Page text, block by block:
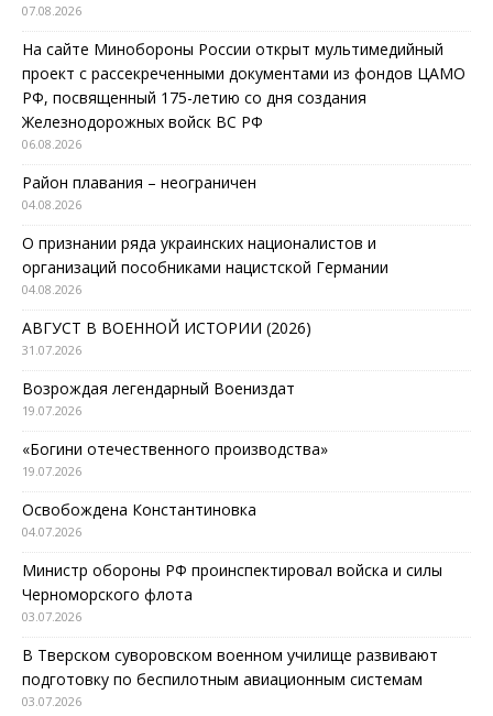
07.08.2026
На сайте Минобороны России открыт мультимедийный
проект с рассекреченными документами из фондов ЦАМО
РФ, посвященный 175-летию со дня создания
Железнодорожных войск ВС РФ
06.08.2026
Район плавания – неограничен
04.08.2026
О признании ряда украинских националистов и
организаций пособниками нацистской Германии
04.08.2026
АВГУСТ В ВОЕННОЙ ИСТОРИИ (2026)
31.07.2026
Возрождая легендарный Воениздат
19.07.2026
«Богини отечественного производства»
19.07.2026
Освобождена Константиновка
04.07.2026
Министр обороны РФ проинспектировал войска и силы
Черноморского флота
03.07.2026
В Тверском суворовском военном училище развивают
подготовку по беспилотным авиационным системам
03.07.2026